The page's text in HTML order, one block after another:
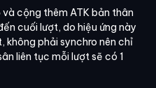
và cộng thêm ATK bản thân
cuối lượt, do hiệu ứng này
không phải synchro nên chỉ
liên tục mỗi lượt sẽ có 1